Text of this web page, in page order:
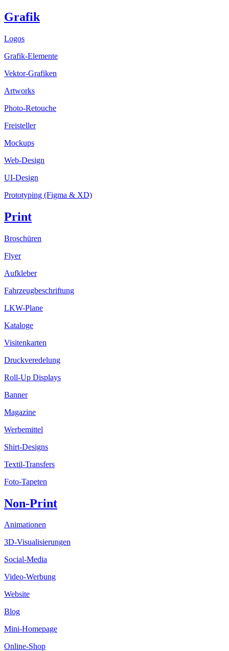
Grafik
Logos
Grafik-Elemente
Vektor-Grafiken
Artworks
Photo-Retouche
Freisteller
Mockups
Web-Design
UI-Design
Prototyping (Figma & XD)
Print
Broschüren
Flyer
Aufkleber
Fahrzeugbeschriftung
LKW-Plane
Kataloge
Visitenkarten
Druckveredelung
Roll-Up Displays
Banner
Magazine
Werbemittel
Shirt-Designs
Textil-Transfers
Foto-Tapeten
Non-Print
Animationen
3D-Visualisierungen
Social-Media
Video-Werbung
Website
Blog
Mini-Homepage
Online-Shop